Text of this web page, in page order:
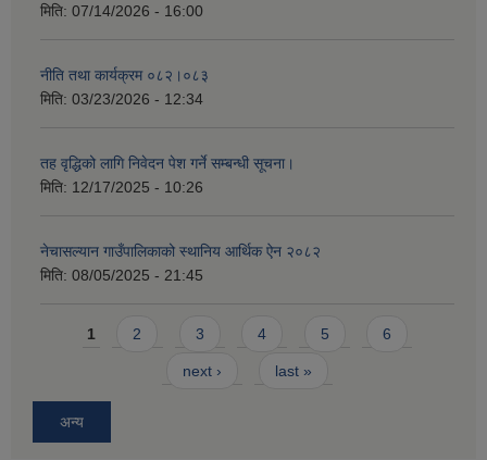
मिति: 07/14/2026 - 16:00
नीति तथा कार्यक्रम ०८२।०८३
मिति: 03/23/2026 - 12:34
तह वृद्धिको लागि निवेदन पेश गर्ने सम्बन्धी सूचना।
मिति: 12/17/2025 - 10:26
नेचासल्यान गाउँपालिकाको स्थानिय आर्थिक ऐन २०८२
मिति: 08/05/2025 - 21:45
Pages
1 2 3 4 5 6
next › last »
अन्य